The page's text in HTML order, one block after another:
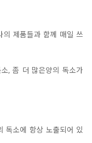
의 제품들과 함께 매일 쓰
, 좀 더 많은양의 독소가
독소에 항상 노출되어 있